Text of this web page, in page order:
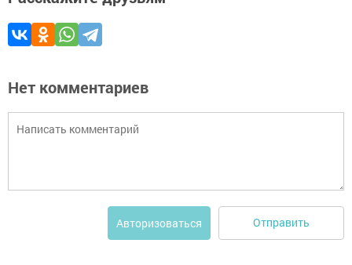
Нет комментариев
Авторизоваться Отправить